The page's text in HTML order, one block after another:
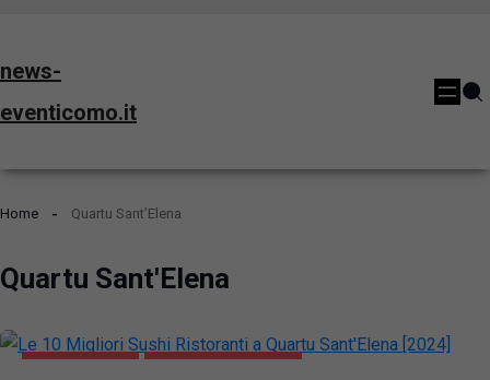
news-
eventicomo.it
Home Quartu Sant’Elena
Quartu Sant'Elena
GASTRONOMIA QUARTU SANT'ELENA